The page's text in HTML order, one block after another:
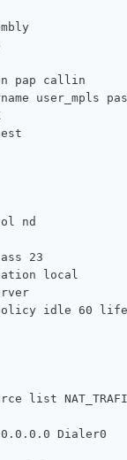
pap callin
user_mpls
nd
23
local
idle 60 life
list
Dialer0